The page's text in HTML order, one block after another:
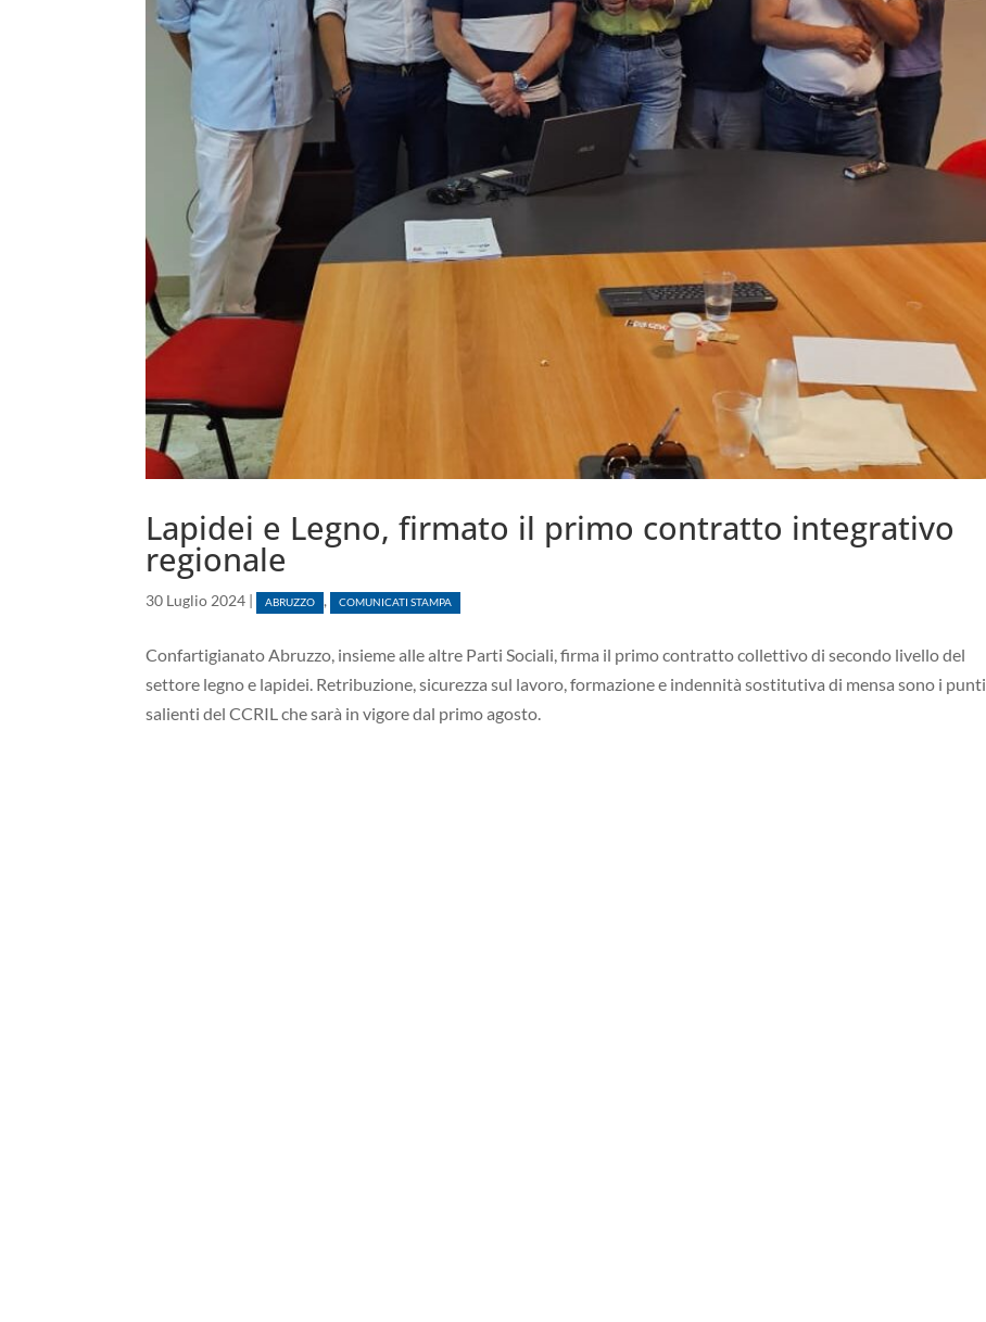
Lapidei e Legno, firmato il primo contratto integrativo
regionale
30 Luglio 2024 | ABRUZZO , COMUNICATI STAMPA
Confartigianato Abruzzo, insieme alle altre Parti Sociali, firma il primo contratto collettivo di secondo livello del
settore legno e lapidei. Retribuzione, sicurezza sul lavoro, formazione e indennità sostitutiva di mensa sono i punti
salienti del CCRIL che sarà in vigore dal primo agosto.